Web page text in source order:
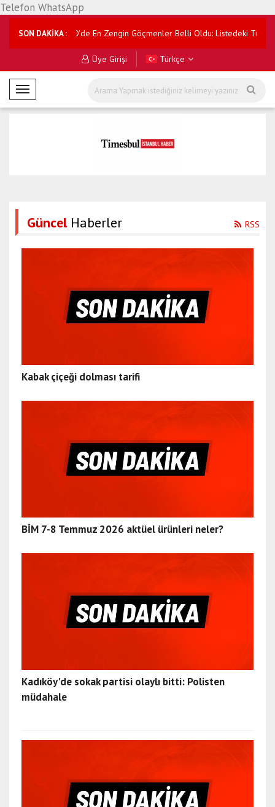
Telefon WhatsApp
SON DAKİKA :ABD'de En Zengin Göçmenler Belli Oldu: Listedeki Türk
Üye Girişi Türkçe
M
o
GüncelHaberler RSS
Kabak çiçeği dolması tarifi
BİM 7-8 Temmuz 2026 aktüel ürünleri neler?
Kadıköy'de sokak partisi olaylı bitti: Polisten
müdahale